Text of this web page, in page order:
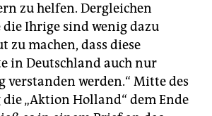
zu helfen. Dergleichen
Ihrige sind wenig dazu
zu machen, dass diese
in Deutschland auch nur
werden.“ Mitte des
die „Aktion Holland“ dem Ende